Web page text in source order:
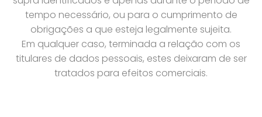
tempo necessário, ou para o cumprimento de
obrigações a que esteja legalmente sujeita.
Em qualquer caso, terminada a relação com os
titulares de dados pessoais, estes deixaram de ser
tratados para efeitos comerciais.